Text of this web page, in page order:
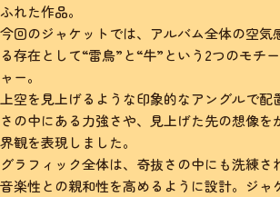
ふれた作品。
今回のジャケットでは、アルバム全体の空気
る存在として“雷鳥”と“牛”という2つのモチ
ャー。
上空を見上げるような印象的なアングルで配
さの中にある力強さや、見上げた先の想像を
界観を表現しました。
グラフィック全体は、奇抜さの中にも洗練さ
音楽性との親和性を高めるように設計。ジャ